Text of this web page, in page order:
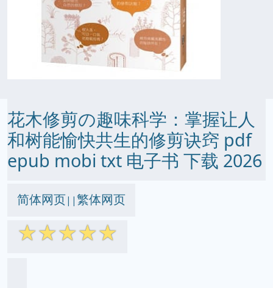
花木修剪の趣味科学：掌握让人
和树能愉快共生的修剪诀窍 pdf
epub mobi txt 电子书 下载 2026
简体网页||繁体网页
☆☆☆☆☆